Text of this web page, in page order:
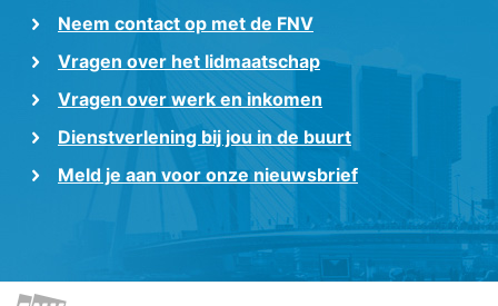
Neem contact op met de FNV
Vragen over het lidmaatschap
Vragen over werk en inkomen
Dienstverlening bij jou in de buurt
Meld je aan voor onze nieuwsbrief